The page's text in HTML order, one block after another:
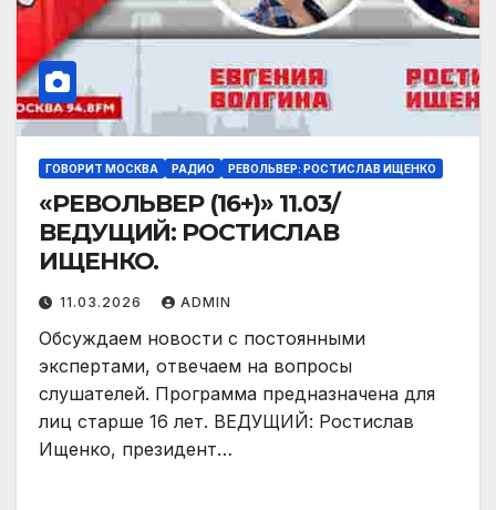
ГОВОРИТ МОСКВА РАДИО РЕВОЛЬВЕР: РОСТИСЛАВ ИЩЕНКО
«РЕВОЛЬВЕР (16+)» 11.03/
ВЕДУЩИЙ: РОСТИСЛАВ
ИЩЕНКО.
11.03.2026 ADMIN
Обсуждаем новости с постоянными
экспертами, отвечаем на вопросы
слушателей. Программа предназначена для
лиц старше 16 лет. ВЕДУЩИЙ: Ростислав
Ищенко, президент…